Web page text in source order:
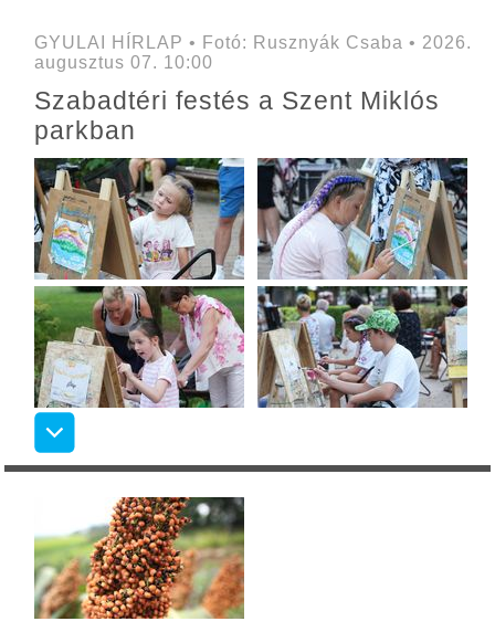
GYULAI HÍRLAP • Fotó: Rusznyák Csaba • 2026.
augusztus 07. 10:00
Szabadtéri festés a Szent Miklós
parkban